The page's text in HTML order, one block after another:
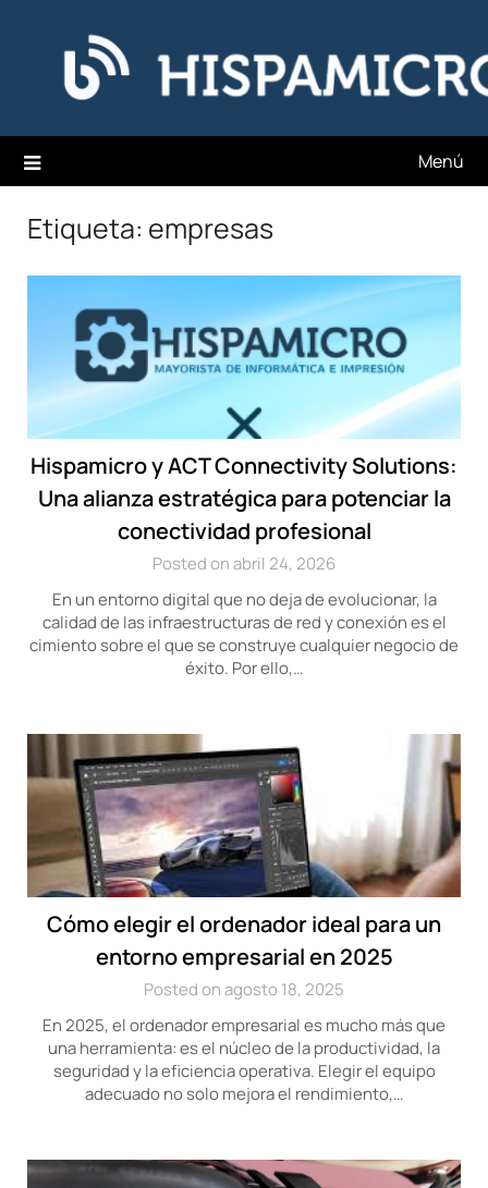
contenido
Hispamicro Blog
Menú
Etiqueta: empresas
Hispamicro y ACT Connectivity Solutions:
Una alianza estratégica para potenciar la
conectividad profesional
Posted on abril 24, 2026
En un entorno digital que no deja de evolucionar, la
calidad de las infraestructuras de red y conexión es el
cimiento sobre el que se construye cualquier negocio de
éxito. Por ello,…
Cómo elegir el ordenador ideal para un
entorno empresarial en 2025
Posted on agosto 18, 2025
En 2025, el ordenador empresarial es mucho más que
una herramienta: es el núcleo de la productividad, la
seguridad y la eficiencia operativa. Elegir el equipo
adecuado no solo mejora el rendimiento,…